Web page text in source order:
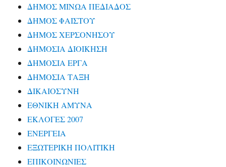
ΔΗΜΟΣ ΜΙΝΩΑ ΠΕΔΙΑΔΟΣ
ΔΗΜΟΣ ΦΑΙΣΤΟΥ
ΔΗΜΟΣ ΧΕΡΣΟΝΗΣΟΥ
ΔΗΜΟΣΙΑ ΔΙΟΙΚΗΣΗ
ΔΗΜΟΣΙΑ ΕΡΓΑ
ΔΗΜΟΣΙΑ ΤΑΞΗ
ΔΙΚΑΙΟΣΥΝΗ
ΕΘΝΙΚΗ ΑΜΥΝΑ
ΕΚΛΟΓΕΣ 2007
ΕΝΕΡΓΕΙΑ
ΕΞΩΤΕΡΙΚΗ ΠΟΛΙΤΙΚΗ
ΕΠΙΚΟΙΝΩΝΙΕΣ